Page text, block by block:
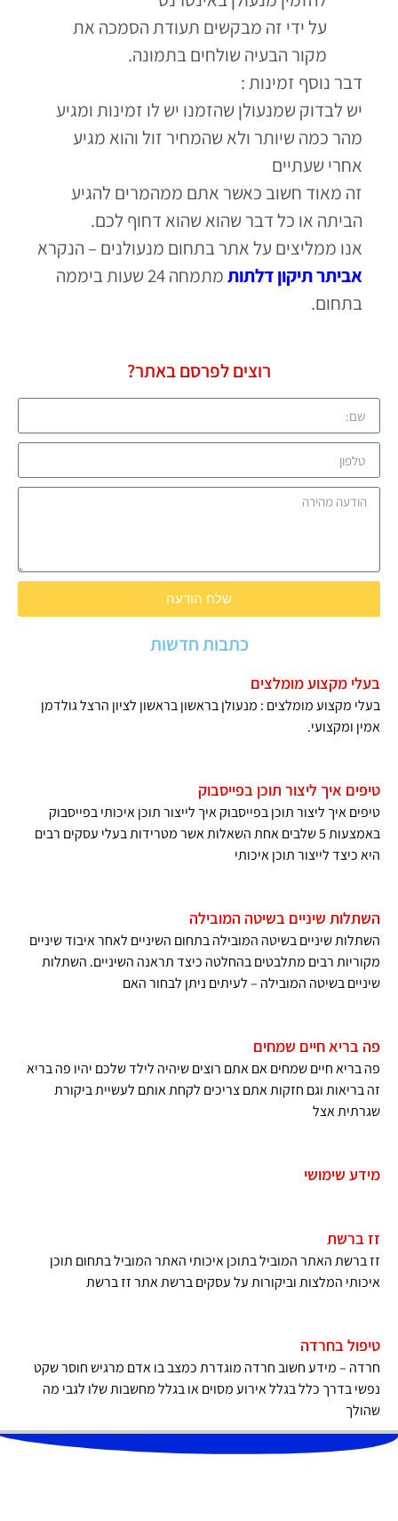
על ידי זה מבקשים תעודת הסמכה את
מקור הבעיה שולחים בתמונה.
דבר נוסף זמינות :
יש לבדוק שמנעולן שהזמנו יש לו זמינות ומגיע
מהר כמה שיותר ולא שהמחיר זול והוא מגיע
אחרי שעתיים
זה מאוד חשוב כאשר אתם ממהמרים להגיע
הביתה או כל דבר שהוא שהוא דחוף לכם.
אנו ממליצים על אתר בתחום מנעולנים – הנקרא
אביתר תיקון דלתות
מתמחה 24 שעות ביממה
בתחום.
רוצים לפרסם באתר?
שלח הודעה
כתבות חדשות
בעלי מקצוע מומלצים
בעלי מקצוע מומלצים : מנעולן בראשון בראשון לציון הרצל גולדמן
אמין ומקצועי.
טיפים איך ליצור תוכן בפייסבוק
טיפים איך ליצור תוכן בפייסבוק איך לייצור תוכן איכותי בפייסבוק
באמצעות 5 שלבים אחת השאלות אשר מטרידות בעלי עסקים רבים
היא כיצד לייצור תוכן איכותי
השתלות שיניים בשיטה המובילה
השתלות שיניים בשיטה המובילה בתחום השיניים לאחר איבוד שיניים
מקוריות רבים מתלבטים בהחלטה כיצד תראנה השיניים. השתלות
שיניים בשיטה המובילה – לעיתים ניתן לבחור האם
פה בריא חיים שמחים
פה בריא חיים שמחים אם אתם רוצים שיהיה לילד שלכם יהיו פה בריא
זה בריאות וגם חזקות אתם צריכים לקחת אותם לעשיית ביקורת
שגרתית אצל
מידע שימושי
זז ברשת
זז ברשת האתר המוביל בתוכן איכותי האתר המוביל בתחום תוכן
איכותי המלצות וביקורות על עסקים ברשת אתר זז ברשת
טיפול בחרדה
חרדה – מידע חשוב חרדה מוגדרת כמצב בו אדם מרגיש חוסר שקט
נפשי בדרך כלל בגלל אירוע מסוים או בגלל מחשבות שלו לגבי מה
שהולך